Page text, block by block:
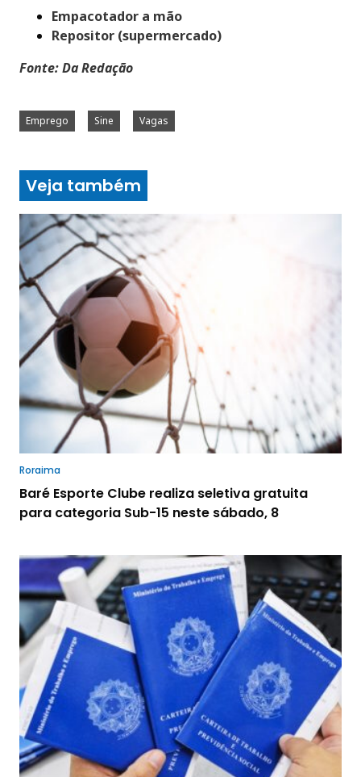
Empacotador a mão
Repositor (supermercado)
Fonte: Da Redação
Emprego Sine Vagas
Veja também
Roraima
Baré Esporte Clube realiza seletiva gratuita
para categoria Sub-15 neste sábado, 8